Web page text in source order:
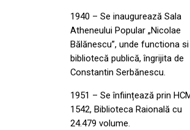
1940 – Se inaugurează Sala
Atheneului Popular „Nicolae
Bălănescu”, unde functiona
bibliotecă publică, îngrijita de
Constantin Serbănescu.
1951 – Se înființează prin
1542, Biblioteca Raională cu
24.479 volume.